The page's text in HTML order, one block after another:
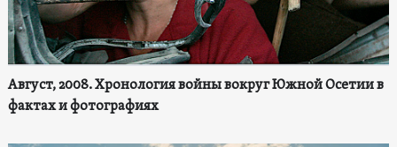
Август, 2008. Хронология войны вокруг Южной Осетии в
фактах и фотографиях